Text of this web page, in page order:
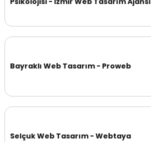
Bayraklı Web Tasarım - Proweb
Selçuk Web Tasarım - Webtaya